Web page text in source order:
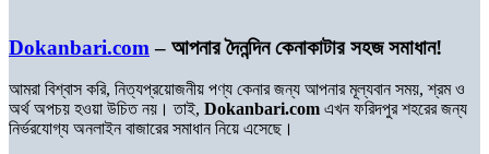
Dokanbari.com – আপনার দৈনন্দিন কেনাকাটার সহজ সমাধান!
আমরা বিশ্বাস করি, নিত্যপ্রয়োজনীয় পণ্য কেনার জন্য আপনার মূল্যবান সময়, শ্রম ও
অর্থ অপচয় হওয়া উচিত নয়। তাই, Dokanbari.com এখন ফরিদপুর শহরের জন্য
নির্ভরযোগ্য অনলাইন বাজারের সমাধান নিয়ে এসেছে।